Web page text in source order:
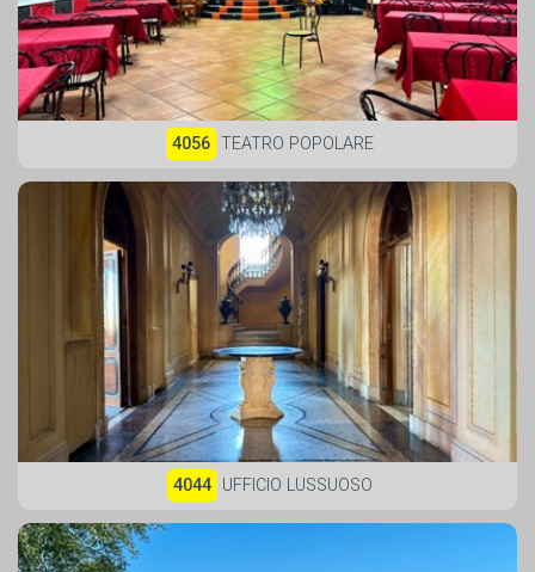
4056 TEATRO POPOLARE
4044 UFFICIO LUSSUOSO